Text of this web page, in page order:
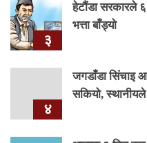
३
हेटौंडा सरकारले
भत्ता बाँड्यो
४
जगडाँडा सिंचाइ
सकियो,